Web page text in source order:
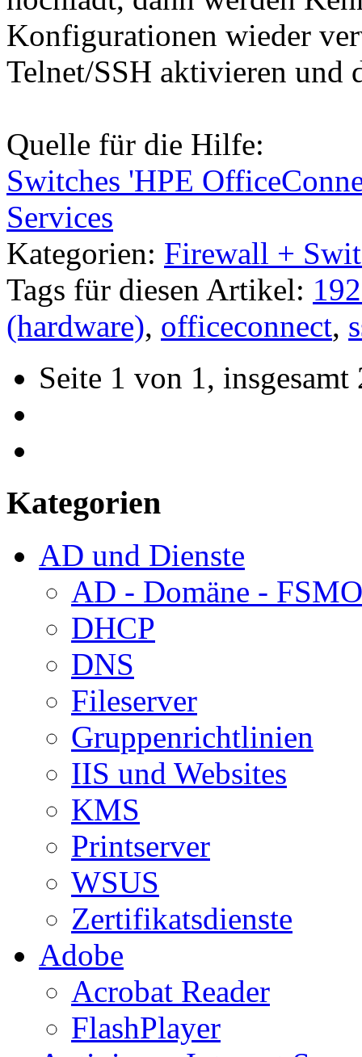
Konfigurationen wieder
Telnet/SSH aktivieren
Quelle für die Hilfe:
Switches 'HPE
Services
Kategorien: Firewall +
Tags für diesen Artikel:
(hardware), officeconnect,
Seite 1 von 1, insgesamt
Kategorien
AD und Dienste
AD - Domäne - FSMO
DHCP
DNS
Fileserver
Gruppenrichtlinien
IIS und Websites
KMS
Printserver
WSUS
Zertifikatsdienste
Adobe
Acrobat Reader
FlashPlayer